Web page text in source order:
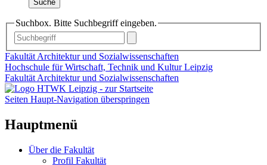
Suche
Suchbox. Bitte Suchbegriff eingeben.
Fakultät Architektur und Sozialwissenschaften
Hochschule für Wirtschaft, Technik und Kultur Leipzig
Fakultät Architektur und Sozialwissenschaften
Seiten Haupt-Navigation überspringen
Hauptmenü
Über die Fakultät
Profil Fakultät